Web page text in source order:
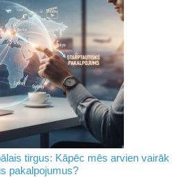
tirgus: Kāpēc mēs arvien vairāk
pakalpojumus?